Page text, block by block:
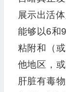
展示出活
能够以6和
粘附和（
他地区，
肝脏有毒